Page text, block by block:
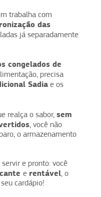
trabalha com
das
já separadamente
congelados de
precisa
Sadia e os
realça o sabor, sem
, você não
o armazenamento
e pronto: você
e rentável, o
cardápio!